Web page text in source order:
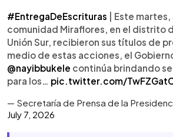
#EntregaDeEscrituras | Este
comunidad Miraflores, en el distrito
Unión Sur, recibieron sus títulos de
medio de estas acciones, el
@nayibbukele continúa brindando
para los… pic.twitter.com/
— Secretaría de Prensa de la
July 7, 2026